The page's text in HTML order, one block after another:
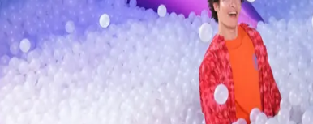
Seoul
Stadttouren